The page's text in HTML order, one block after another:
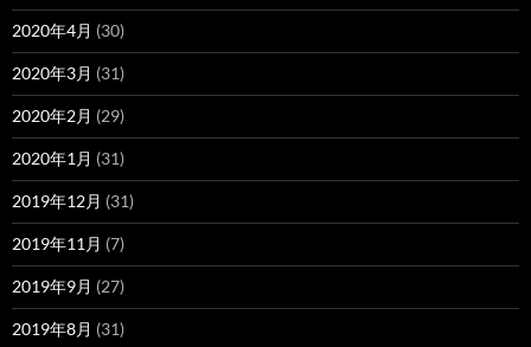
2020年4月 (30)
2020年3月 (31)
2020年2月 (29)
2020年1月 (31)
2019年12月 (31)
2019年11月 (7)
2019年9月 (27)
2019年8月 (31)